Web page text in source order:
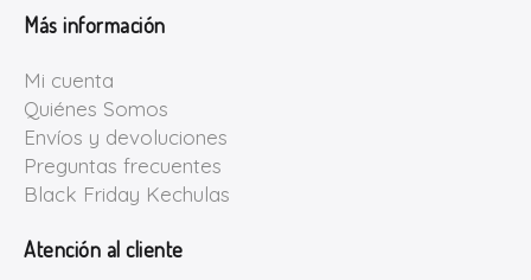
Más información
Mi cuenta
Quiénes Somos
Envíos y devoluciones
Preguntas frecuentes
Black Friday Kechulas
Atención al cliente